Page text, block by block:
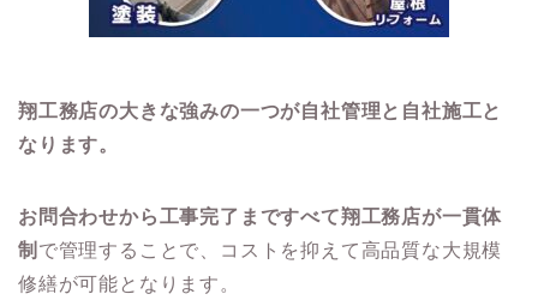
翔工務店の大きな強みの一つが自社管理と自社施工と
なります。
お問合わせから工事完了まですべて翔工務店が一貫体
制 で管理することで、コストを抑えて高品質な大規模
修繕が可能となります。